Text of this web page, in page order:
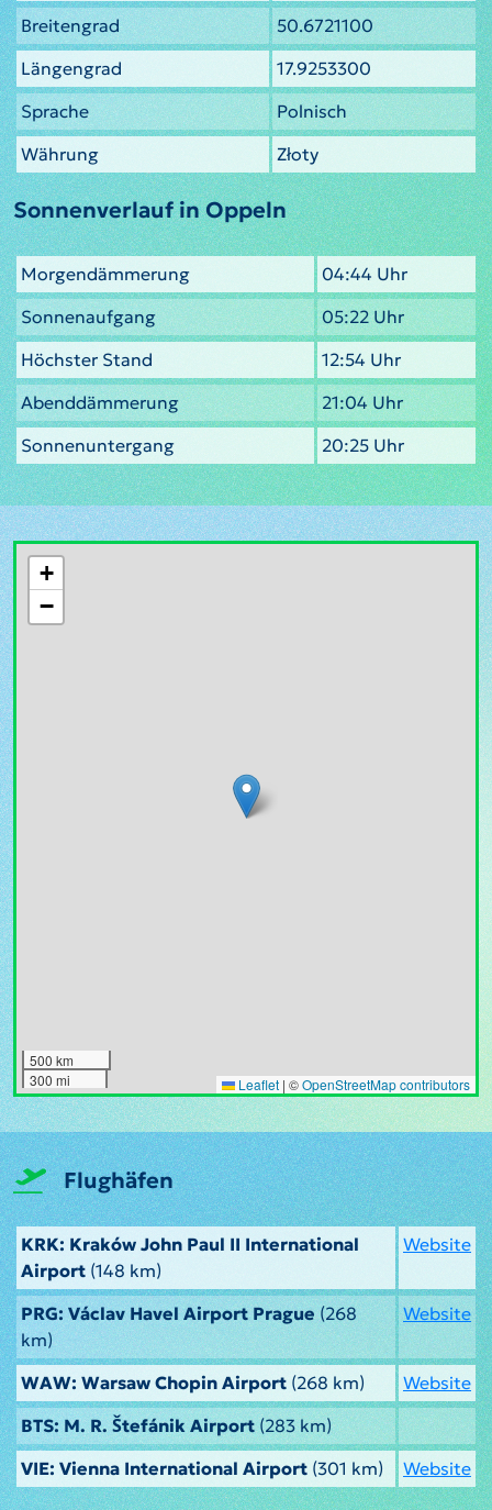
Breitengrad
50.6721100
Längengrad
17.9253300
Sprache
Polnisch
Währung
Złoty
Sonnenverlauf in Oppeln
Morgendämmerung
04:44 Uhr
Sonnenaufgang
05:22 Uhr
Höchster Stand
12:54 Uhr
Abenddämmerung
21:04 Uhr
Sonnenuntergang
20:25 Uhr
+
−
500 km
300 mi
Leaflet | ©OpenStreetMap contributors
Flughäfen
KRK: Kraków John Paul II International
Airport (148 km)
Website
PRG: Václav Havel Airport Prague(268
km)
Website
WAW: Warsaw Chopin Airport (268 km)
Website
BTS: M. R. Štefánik Airport(283 km)
VIE: Vienna International Airport (301 km) Website